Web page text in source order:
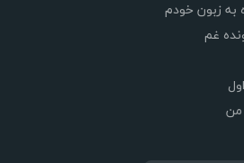
به زبون خودم
غم
من